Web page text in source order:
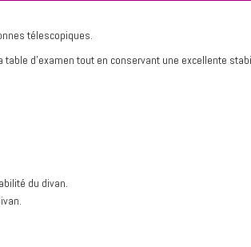
télescopiques.
d'examen tout en conservant une excellente
du divan.